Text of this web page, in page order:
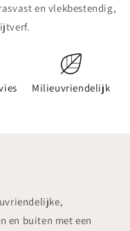
en vlekbestendig,
Milieuvriendelijk
en buiten met een